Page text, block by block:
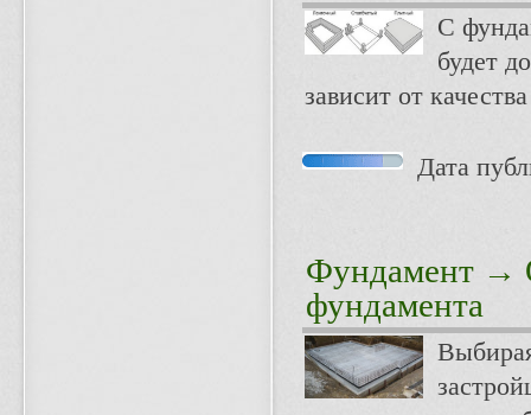
С
будет
зависит от
Дата
Фундамент →
фундамента